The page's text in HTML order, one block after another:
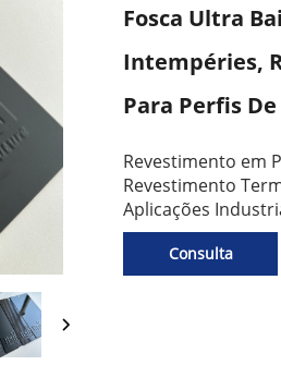
Fosca Ultra
Intempéries,
Para Perfis
Revestimento em
Revestimento
Aplicações
Consulta